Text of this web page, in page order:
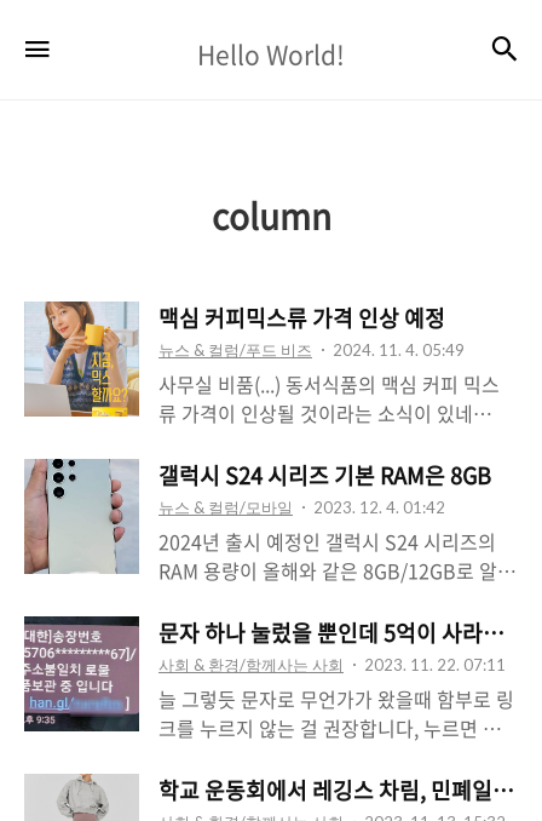
World!
Hello World!
column
맥심 커피믹스류 가격 인상 예정
뉴스 & 컬럼/푸드 비즈 2024. 11. 4. 05:49
사무실 비품(...) 동서식품의 맥심 커피 믹스
류 가격이 인상될 것이라는 소식이 있네
니다 ㅜㅜ “봉지 커피, 너는 믿었는데…” 동
서식품 평균 8.9% 인상직장인들의 소울메이
트 ‘믹스커피’ 가격마저 인상된다. 커피 프랜
차이즈들의 가격 인상에 이어 인스턴트커피
가격도 오름세에 합류하면서 ‘커피플레이
션’(커피+인플레이션)이 우려되고
v.daum.net 잇딴 가격 인상 ‘커피플레이
션’ 원두 가격 고환율이 원인 지목 본래
도 커피 원두값이 기후변화로 크게 상승중이
라 이번 가격 인상 소식이 크게 놀랍지는 않
비 거의 2배 가량 오른 상황이라 (91% 상
갤럭시 S24 시리즈 기본 RAM은 8GB
뉴스 & 컬럼/모바일 2023. 12. 4. 01:42
2024년 출시 예정인 갤럭시 S24 시리즈의
RAM 용량이 올해와 같은 8GB/12GB로 알려
#S24Ultra Éste es el nuevo #S24 Ultra
sin pantalla curva
pic.twitter.com/6haBo4RohS — David
Martin (@DavidMa05368498) November
16, 2023 팁스터 유출에 의하면 S24 시리즈
는 기본적으로 전 모델(울트라 포함) 플랫 디
스플레이를 가질 것이며, RAM은 8GB,
문자 하나 눌렀을 뿐인데 5억이 사라져??
사회 & 환경/함께사는 사회 2023. 11. 22. 07:11
늘 그렇듯 문자로 무언가가 왔을때 함부로 링
크를 누르지 않는 걸 권장합니다, 누르면 원
서 해커들에게 무방비로 자료가 유출되게 됩
니다; 이를 스미싱이라고 하는데 이번 범죄도
학교 운동회에서 레깅스 차림, 민폐일까?